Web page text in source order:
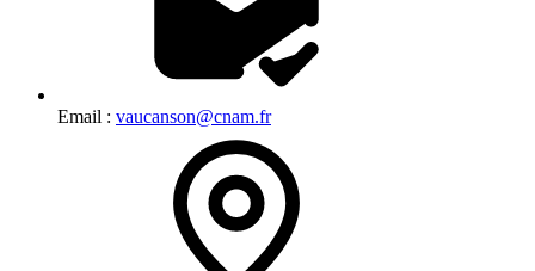
Email : vaucanson@cnam.fr